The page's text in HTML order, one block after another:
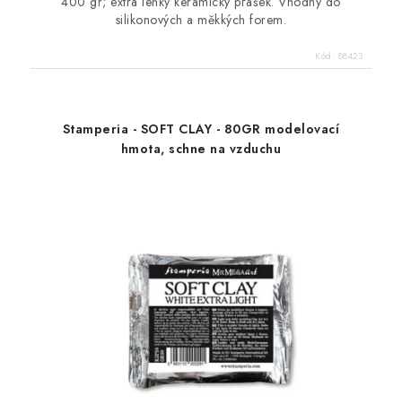
silikonových a měkkých forem.
Kód: 88423
Stamperia - SOFT CLAY - 80GR modelovací
hmota, schne na vzduchu